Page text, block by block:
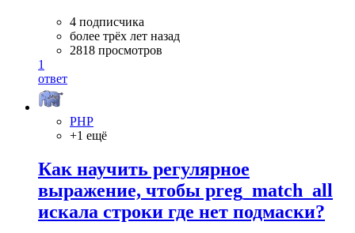
4 подписчика
более трёх лет назад
2818 просмотров
1
ответ
PHP
+1 ещё
Как научить регулярное
выражение, чтобы preg_match_all
искала строки где нет подмаски?